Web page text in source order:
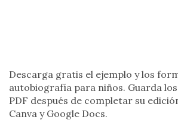
Descarga gratis el ejemplo y los
autobiografía para niños. Guarda
PDF después de completar su
Canva y Google Docs.